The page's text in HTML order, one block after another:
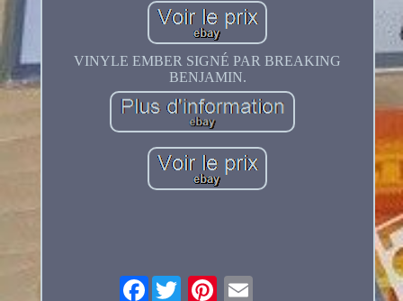
VINYLE EMBER SIGNÉ PAR BREAKING
BENJAMIN.
Facebook